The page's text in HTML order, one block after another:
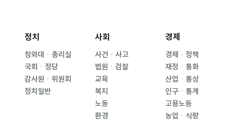
정치
청와대ㆍ총리실
국회ㆍ정당
감사원ㆍ위원회
정치일반
사회
사건ㆍ사고
법원ㆍ검찰
교육
복지
노동
환경
경제
경제ㆍ정책
재정ㆍ통화
산업ㆍ통상
인구ㆍ통계
고용노동
농업ㆍ식량